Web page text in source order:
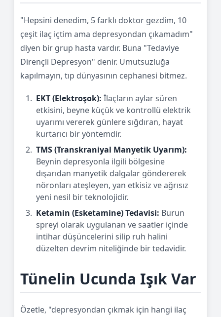
"Hepsini denedim, 5 farklı doktor gezdim, 10
çeşit ilaç içtim ama depresyondan çıkamadım"
diyen bir grup hasta vardır. Buna "Tedaviye
Dirençli Depresyon" denir. Umutsuzluğa
kapılmayın, tıp dünyasının cephanesi bitmez.
EKT (Elektroşok): İlaçların aylar süren
etkisini, beyne küçük ve kontrollü elektrik
uyarımı vererek günlere sığdıran, hayat
kurtarıcı bir yöntemdir.
TMS (Transkraniyal Manyetik Uyarım):
Beynin depresyonla ilgili bölgesine
dışarıdan manyetik dalgalar göndererek
nöronları ateşleyen, yan etkisiz ve ağrısız
yeni nesil bir teknolojidir.
Ketamin (Esketamine) Tedavisi: Burun
spreyi olarak uygulanan ve saatler içinde
intihar düşüncelerini silip ruh halini
düzelten devrim niteliğinde bir tedavidir.
Tünelin Ucunda Işık Var
Özetle, "depresyondan çıkmak için hangi ilaç